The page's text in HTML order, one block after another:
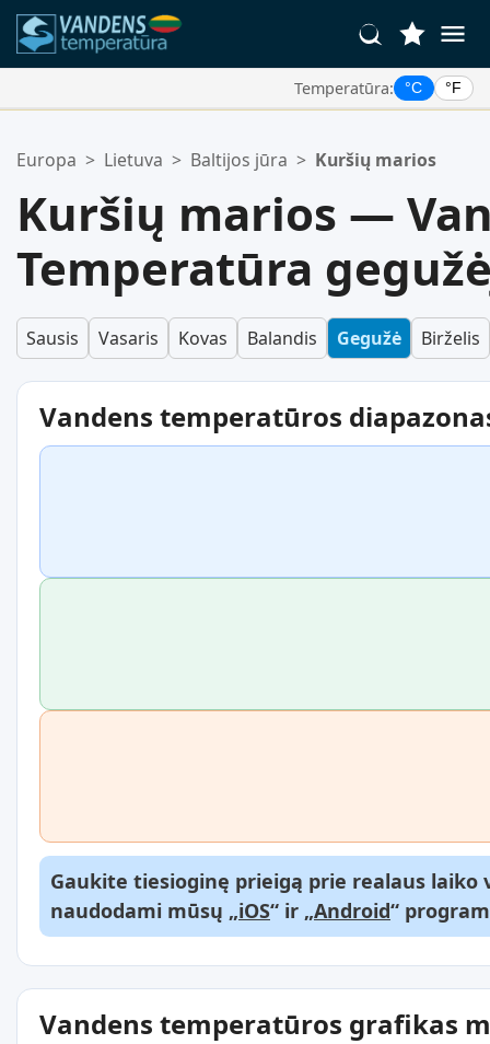
Temperatūra: °C °F
Jūsų mėgstamiausių sąrašas yra tuščias.
Europa > Lietuva > Baltijos jūra > Kuršių marios
Kuršių marios —
Temperatūra
Sausis Vasaris Kovas Balandis Gegužė Birželis
Vandens temperatūros
Gaukite tiesioginę prieigą prie realaus
naudodami mūsų „iOS“ ir „Android“
Vandens temperatūros grafikas